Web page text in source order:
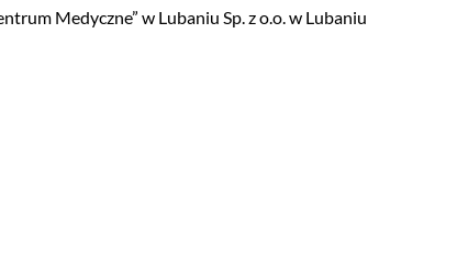
Medyczne” w Lubaniu Sp. z o.o. w Lubaniu